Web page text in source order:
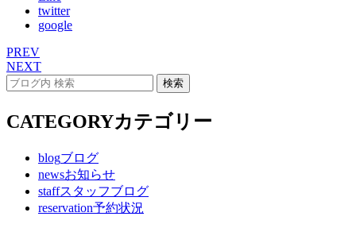
twitter
google
PREV
NEXT
CATEGORYカテゴリー
blogブログ
newsお知らせ
staffスタッフブログ
reservation予約状況